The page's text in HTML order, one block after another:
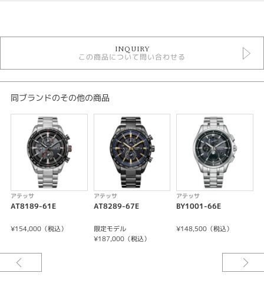
時計
金属ベルト
ソーラー電波
10気圧防水
アテッサ
メンズ 腕時計
メンズ
腕時計
キャリバーNo/H128
INQUIRY
この商品について問い合わせる
同ブランドのその他の商品
アテッサ
AT8189-61E
¥154,000（税込）
アテッサ
AT8289-67E
限定モデル
¥187,000（税込）
アテッサ
BY1001-66E
¥148,500（税込）